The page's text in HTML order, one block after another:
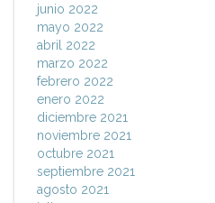
junio 2022
mayo 2022
abril 2022
marzo 2022
febrero 2022
enero 2022
diciembre 2021
noviembre 2021
octubre 2021
septiembre 2021
agosto 2021